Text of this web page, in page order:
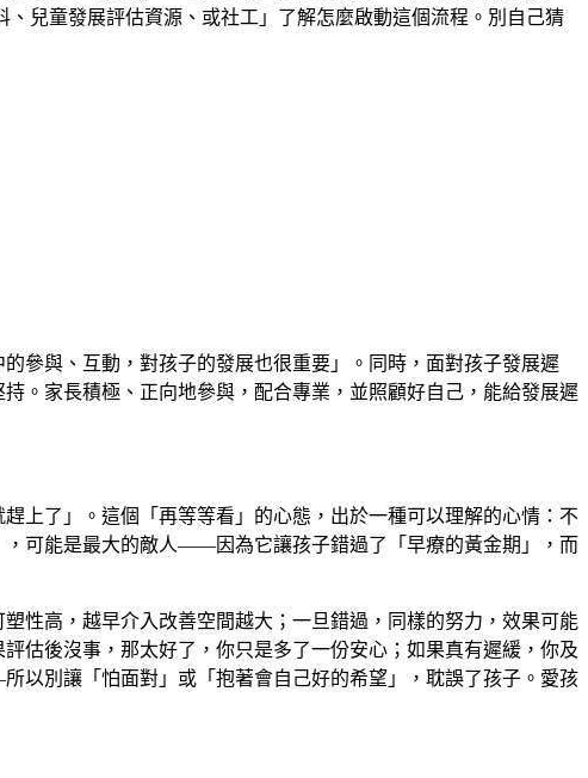
兒童發展評估資源、或社工」了解怎麼啟動這個流程。別自己猜
參與、互動，對孩子的發展也很重要」。同時，面對孩子發展遲
。家長積極、正向地參與，配合專業，並照顧好自己，能給發展遲
上了」。這個「再等等看」的心態，出於一種可以理解的心情：不
可能是最大的敵人——因為它讓孩子錯過了「早療的黃金期」，而
性高，越早介入改善空間越大；一旦錯過，同樣的努力，效果可能
估後沒事，那太好了，你只是多了一份安心；如果真有遲緩，你及
以別讓「怕面對」或「抱著會自己好的希望」，耽誤了孩子。愛孩